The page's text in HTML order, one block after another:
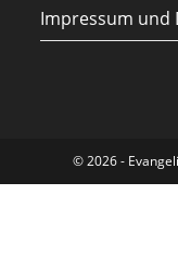
Impressum und
© 2026 -